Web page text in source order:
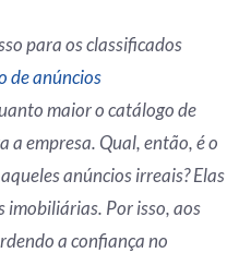
para os classificados
de anúncios
maior o catálogo de
a empresa. Qual, então, é o
anúncios irreais? Elas
imobiliárias. Por isso, aos
a confiança no